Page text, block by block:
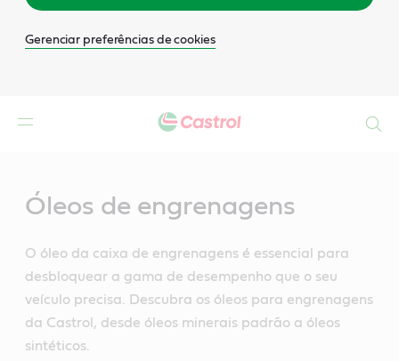
Gerenciar preferências de cookies
Óleos de engrenagens
O óleo da caixa de engrenagens é essencial para
desbloquear a gama de desempenho que o seu
veículo precisa. Descubra os óleos para engrenagens
da Castrol, desde óleos minerais padrão a óleos
sintéticos.